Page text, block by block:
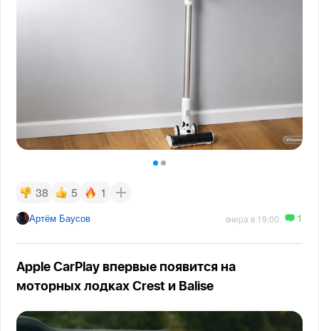
38 5 1
Артём Баусов вчера в 19:00 1
Apple CarPlay впервые появится на
моторных лодках Crest и Balise